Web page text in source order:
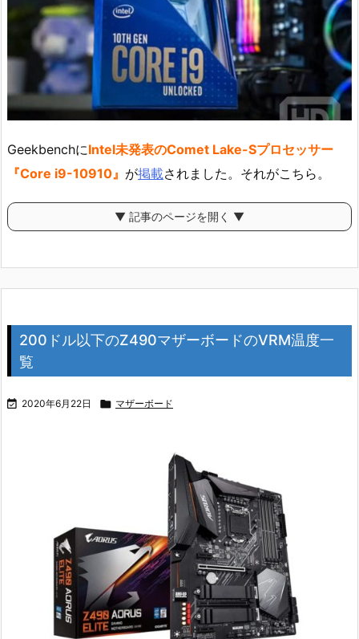
GeekbenchにIntel未発表のComet Lake-Sプロセッサー
『Core i9-10910』 が掲載されました。それがこちら。
▼ 記事のページを開く ▼
200ドル以下のZ490マザーボードのVRM温度一
覧
 2020年6月22日  マザーボード